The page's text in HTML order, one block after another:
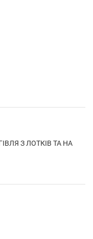
З ЛОТКІВ ТА НА